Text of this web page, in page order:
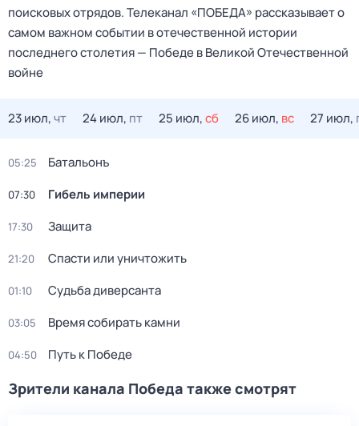
поисковых отрядов. Телеканал «ПОБЕДА» рассказывает о
самом важном событии в отечественной истории
последнего столетия — Победе в Великой Отечественной
войне
23 июл,чт 24 июл, пт 25 июл,сб 26 июл, вс 27 июл,
05:25 Батальонъ
07:30 Гибель империи
17:30 Защита
21:20 Спасти или уничтожить
01:10 Судьба диверсанта
03:05 Время собирать камни
04:50 Путь к Победе
Зрители канала Победа также смотрят